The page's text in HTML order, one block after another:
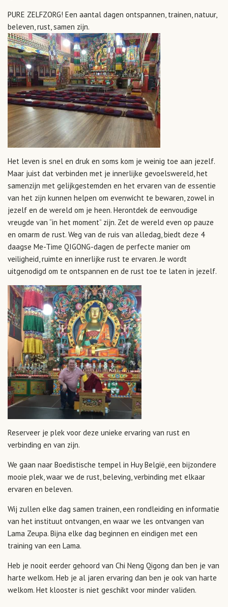
PURE ZELFZORG! Een aantal dagen ontspannen, trainen, natuur,
beleven, rust, samen zijn.
Het leven is snel en druk en soms kom je weinig toe aan jezelf.
Maar juist dat verbinden met je innerlijke gevoelswereld, het
samenzijn met gelijkgestemden en het ervaren van de essentie
van het zijn kunnen helpen om evenwicht te bewaren, zowel in
jezelf en de wereld om je heen. Herontdek de eenvoudige
vreugde van “in het moment” zijn. Zet de wereld even op pauze
en omarm de rust. Weg van de ruis van alledag, biedt deze 4
daagse Me-Time QIGONG-dagen de perfecte manier om
veiligheid, ruimte en innerlijke rust te ervaren. Je wordt
uitgenodigd om te ontspannen en de rust toe te laten in jezelf.
Reserveer je plek voor deze unieke ervaring van rust en
verbinding en van zijn.
We gaan naar Boedistische tempel in Huy België, een bijzondere
mooie plek, waar we de rust, beleving, verbinding met elkaar
ervaren en beleven.
Wij zullen elke dag samen trainen, een rondleiding en informatie
van het instituut ontvangen, en waar we les ontvangen van
Lama Zeupa. Bijna elke dag beginnen en eindigen met een
training van een Lama.
Heb je nooit eerder gehoord van Chi Neng Qigong dan ben je van
harte welkom. Heb je al jaren ervaring dan ben je ook van harte
welkom. Het klooster is niet geschikt voor minder validen.